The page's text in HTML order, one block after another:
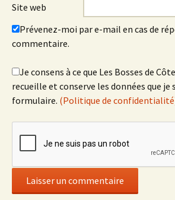
Site web
Prévenez-moi par e-mail en cas de
commentaire.
Je consens à ce que Les Bosses de
recueille et conserve les données que je
formulaire. (Politique de